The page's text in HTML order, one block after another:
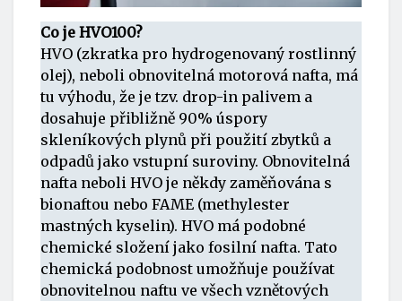
Co je HVO100?
HVO (zkratka pro hydrogenovaný rostlinný
olej), neboli obnovitelná motorová nafta, má
tu výhodu, že je tzv. drop-in palivem a
dosahuje přibližně 90% úspory
skleníkových plynů při použití zbytků a
odpadů jako vstupní suroviny. Obnovitelná
nafta neboli HVO je někdy zaměňována s
bionaftou nebo FAME (methylester
mastných kyselin). HVO má podobné
chemické složení jako fosilní nafta. Tato
chemická podobnost umožňuje používat
obnovitelnou naftu ve všech vznětových